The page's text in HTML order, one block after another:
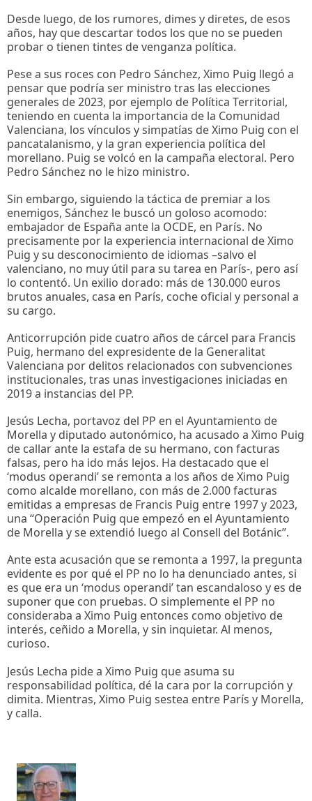
Desde luego, de los rumores, dimes y diretes, de esos
años, hay que descartar todos los que no se pueden
probar o tienen tintes de venganza política.
Pese a sus roces con Pedro Sánchez, Ximo Puig llegó a
pensar que podría ser ministro tras las elecciones
generales de 2023, por ejemplo de Política Territorial,
teniendo en cuenta la importancia de la Comunidad
Valenciana, los vínculos y simpatías de Ximo Puig con el
pancatalanismo, y la gran experiencia política del
morellano. Puig se volcó en la campaña electoral. Pero
Pedro Sánchez no le hizo ministro.
Sin embargo, siguiendo la táctica de premiar a los
enemigos, Sánchez le buscó un goloso acomodo:
embajador de España ante la OCDE, en París. No
precisamente por la experiencia internacional de Ximo
Puig y su desconocimiento de idiomas –salvo el
valenciano, no muy útil para su tarea en París-, pero así
lo contentó. Un exilio dorado: más de 130.000 euros
brutos anuales, casa en París, coche oficial y personal a
su cargo.
Anticorrupción pide cuatro años de cárcel para Francis
Puig, hermano del expresidente de la Generalitat
Valenciana por delitos relacionados con subvenciones
institucionales, tras unas investigaciones iniciadas en
2019 a instancias del PP.
Jesús Lecha, portavoz del PP en el Ayuntamiento de
Morella y diputado autonómico, ha acusado a Ximo Puig
de callar ante la estafa de su hermano, con facturas
falsas, pero ha ido más lejos. Ha destacado que el
‘modus operandi’ se remonta a los años de Ximo Puig
como alcalde morellano, con más de 2.000 facturas
emitidas a empresas de Francis Puig entre 1997 y 2023,
una “Operación Puig que empezó en el Ayuntamiento
de Morella y se extendió luego al Consell del Botánic”.
Ante esta acusación que se remonta a 1997, la pregunta
evidente es por qué el PP no lo ha denunciado antes, si
es que era un ‘modus operandi’ tan escandaloso y es de
suponer que con pruebas. O simplemente el PP no
consideraba a Ximo Puig entonces como objetivo de
interés, ceñido a Morella, y sin inquietar. Al menos,
curioso.
Jesús Lecha pide a Ximo Puig que asuma su
responsabilidad política, dé la cara por la corrupción y
dimita. Mientras, Ximo Puig sestea entre París y Morella,
y calla.